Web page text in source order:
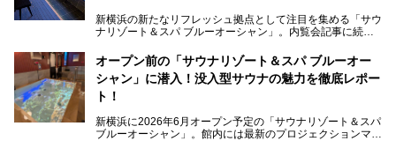
新横浜の新たなリフレッシュ拠点として注目を集める「サウ
ナリゾート＆スパ ブルーオーシャン」。内覧会記事に続
す。サウナや水風呂の気持ちよさはもちろん、リラックスス
ペースの過ごしやすさまで徹底チェック。新横浜エリアで日
常の疲れをリセットしたい人、ライブやスポーツ観戦遠征組
は必見です。
オープン前の「サウナリゾート＆スパ ブルーオー
シャン」に潜入！没入型サウナの魅力を徹底レポー
ト！
新横浜に2026年6月オープン予定の「サウナリゾート＆スパ
ブルーオーシャン」。館内には最新のプロジェクションマッ